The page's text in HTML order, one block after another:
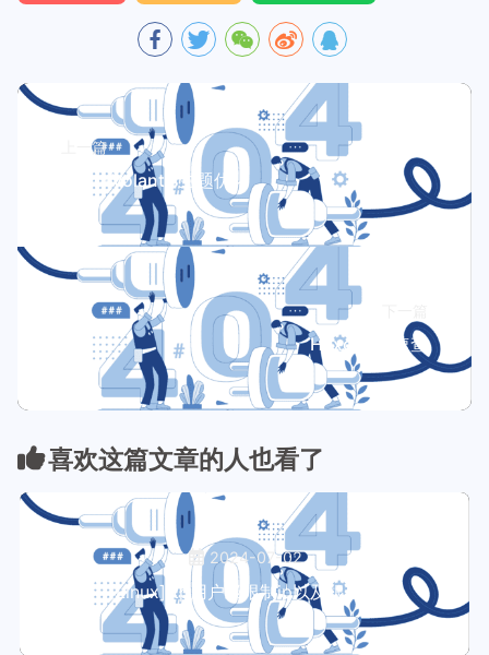
上一篇
Hexo-Volantis主题优化
Hexo 命令速查
喜欢这篇文章的人也看了
2024-07-02
[Linux]ftp用户级限制ip以及根目录